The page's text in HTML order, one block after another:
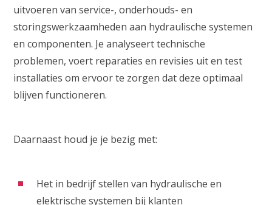
uitvoeren van service-, onderhouds- en
storingswerkzaamheden aan hydraulische systemen
en componenten. Je analyseert technische
problemen, voert reparaties en revisies uit en test
installaties om ervoor te zorgen dat deze optimaal
blijven functioneren.
Daarnaast houd je je bezig met:
Het in bedrijf stellen van hydraulische en
elektrische systemen bij klanten